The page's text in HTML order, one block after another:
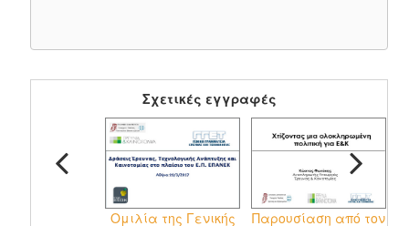
Σχετικές εγγραφές
Ομιλία της Γενικής
Παρουσίαση από τον